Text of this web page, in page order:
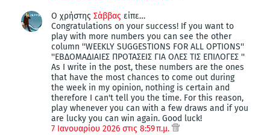
Ο χρήστης Σάββας είπε…
Congratulations on your success! If you want to
play with more numbers you can see the other
column ''WEEKLY SUGGESTIONS FOR ALL OPTIONS''
''ΕΒΔΟΜΑΔΙΑΙΕΣ ΠΡΟΤΑΣΕΙΣ ΓΙΑ ΟΛΕΣ ΤΙΣ ΕΠΙΛΟΓΕΣ ''
As I write in the post, these numbers are the ones
that have the most chances to come out during
the week in my opinion, nothing is certain and
therefore I can't tell you the time. For this reason,
play whenever you can with a few draws and if you
are lucky you can win again. Good luck!
7 Ιανουαρίου 2026 στις 8:59 π.μ.